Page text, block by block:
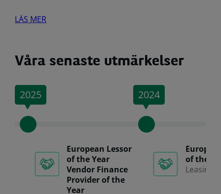
LÄS MER
Våra senaste utmärkelser
2025
European Lessor
of the Year
Vendor Finance
Provider of the
Year
2024
of the
Leasing